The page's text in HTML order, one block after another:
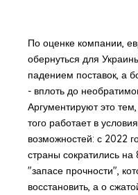
По оценке компании,
обернуться для
падением поставок, а
- вплоть до
Аргументируют это
того работает в
возможностей: с 2022
страны сократились на
"запасе прочности",
восстановить, а о